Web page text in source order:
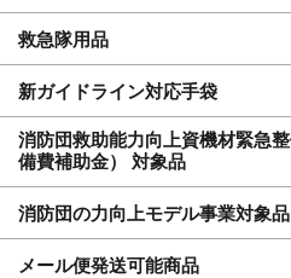
救急隊用品
新ガイドライン対応手袋
消防団救助能力向上資機材緊急
備費補助金） 対象品
消防団の力向上モデル事業対象品
メール便発送可能商品